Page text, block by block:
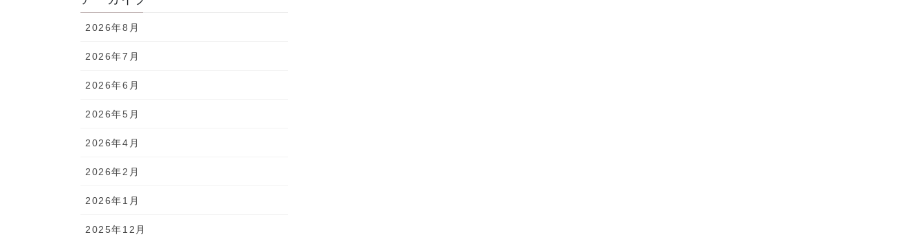
2026年8月
2026年7月
2026年6月
2026年5月
2026年4月
2026年2月
2026年1月
2025年12月